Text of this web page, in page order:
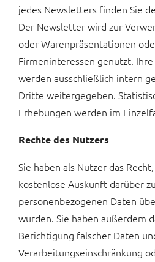
jedes Newsletters finden Sie
Der Newsletter wird zur
oder Warenpräsentationen
Firmeninteressen genutzt.
werden ausschließlich intern
Dritte weitergegeben.
Erhebungen werden im
Rechte des Nutzers
Sie haben als Nutzer das
kostenlose Auskunft darüber
personenbezogenen Daten
wurden. Sie haben außerdem
Berichtigung falscher Daten
Verarbeitungseinschränkung